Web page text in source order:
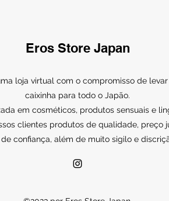
Eros Store Japan
loja virtual com o compromisso de
caixinha para todo o Japão.
em cosméticos, produtos sensuais e
clientes produtos de qualidade, preço
confiança, além de muito sigilo e